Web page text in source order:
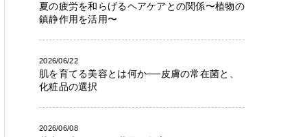
夏の疲労を和らげるヘアケアとの関係〜植物の
鎮静作用を活用〜
2026/06/22
肌を育てる美容とは何か──皮膚の常在菌と、
化粧品の選択
2026/06/08